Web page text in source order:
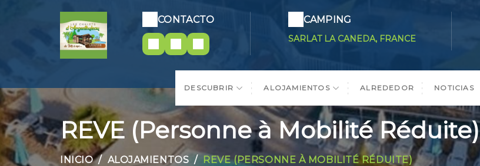
CONTACTO CAMPING
SARLAT LA CANEDA, FRANCE
DESCUBRIR ALOJAMIENTOS ALREDEDOR NOTICIAS
REVE (Personne à Mobilité Réduite)
INICIO ALOJAMIENTOS REVE (PERSONNE À MOBILITÉ RÉDUITE)